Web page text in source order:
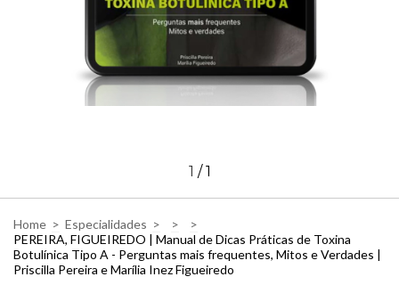
1 /1
Home > Especialidades > >
>
PEREIRA, FIGUEIREDO | Manual de Dicas Práticas de Toxina
Botulínica Tipo A - Perguntas mais frequentes, Mitos e Verdades |
Priscilla Pereira e Marília Inez Figueiredo